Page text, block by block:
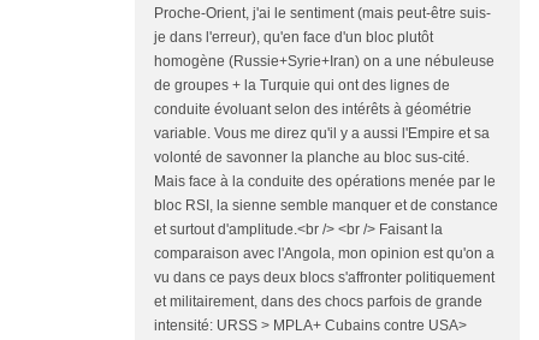
Proche-Orient, j'ai le sentiment (mais peut-être suis-
je dans l'erreur), qu'en face d'un bloc plutôt
homogène (Russie+Syrie+Iran) on a une nébuleuse
de groupes + la Turquie qui ont des lignes de
conduite évoluant selon des intérêts à géométrie
variable. Vous me direz qu'il y a aussi l'Empire et sa
volonté de savonner la planche au bloc sus-cité.
Mais face à la conduite des opérations menée par le
bloc RSI, la sienne semble manquer et de constance
et surtout d'amplitude.<br /> <br /> Faisant la
comparaison avec l'Angola, mon opinion est qu'on a
vu dans ce pays deux blocs s'affronter politiquement
et militairement, dans des chocs parfois de grande
intensité: URSS > MPLA+ Cubains contre USA>